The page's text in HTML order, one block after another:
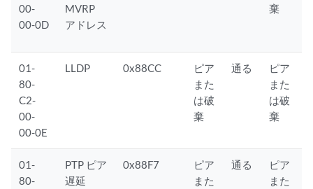
00-
00-0D
MVRP
アドレス
棄
01-
80-
C2-
00-
00-0E
LLDP 0x88CC
ピア
また
は破
棄
通る
ピア
また
は破
棄
01-
80-
PTP ピア
遅延
0x88F7
ピア
また
通る
ピア
また